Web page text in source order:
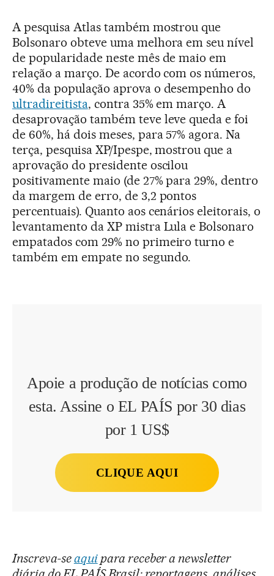
A pesquisa Atlas também mostrou que
Bolsonaro obteve uma melhora em seu nível
de popularidade neste mês de maio em
relação a março. De acordo com os números,
40% da população aprova o desempenho do
ultradireitista, contra 35% em março. A
desaprovação também teve leve queda e foi
de 60%, há dois meses, para 57% agora. Na
terça, pesquisa XP/Ipespe, mostrou que a
aprovação do presidente oscilou
positivamente maio (de 27% para 29%, dentro
da margem de erro, de 3,2 pontos
percentuais). Quanto aos cenários eleitorais, o
levantamento da XP mistra Lula e Bolsonaro
empatados com 29% no primeiro turno e
também em empate no segundo.
Apoie a produção de notícias como
esta. Assine o EL PAÍS por 30 dias
por 1 US$
CLIQUE AQUI
Inscreva-seaquipara receber a newsletter